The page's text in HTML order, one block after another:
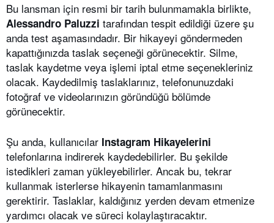
Bu lansman için resmi bir tarih bulunmamakla birlikte,
Alessandro Paluzzi tarafından tespit edildiği üzere şu
anda test aşamasındadır. Bir hikayeyi göndermeden
kapattığınızda taslak seçeneği görünecektir. Silme,
taslak kaydetme veya işlemi iptal etme seçenekleriniz
olacak. Kaydedilmiş taslaklarınız, telefonunuzdaki
fotoğraf ve videolarınızın göründüğü bölümde
görünecektir.
Şu anda, kullanıcılar Instagram Hikayelerini
telefonlarına indirerek kaydedebilirler. Bu şekilde
istedikleri zaman yükleyebilirler. Ancak bu, tekrar
kullanmak isterlerse hikayenin tamamlanmasını
gerektirir. Taslaklar, kaldığınız yerden devam etmenize
yardımcı olacak ve süreci kolaylaştıracaktır.